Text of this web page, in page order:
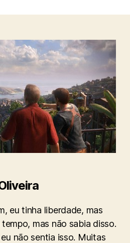
eu tinha liberdade, mas
mas não sabia disso.
não sentia isso. Muitas